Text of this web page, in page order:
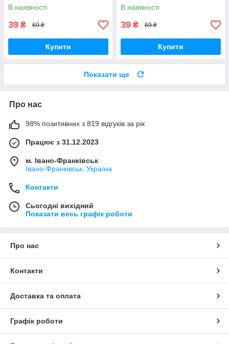
В наявності
39 ₴ 69 ₴
Купити
В наявності
39 ₴ 69 ₴
Купити
Показати ще
Про нас
98% позитивних з 819 відгуків за рік
Працює з 31.12.2023
м. Івано-Франківськ
Івано-Франківськ, Україна
Контакти
Сьогодні вихідний
Показати весь графік роботи
Про нас
Контакти
Доставка та оплата
Графік роботи